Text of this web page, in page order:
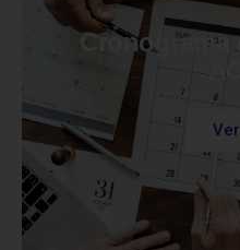
Cronograma